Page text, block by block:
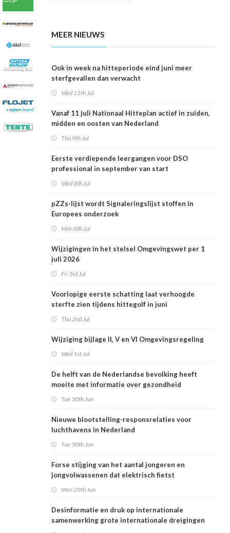
MEER NIEUWS
Ook in week na hitteperiode eind juni meer
sterfgevallen dan verwacht
Wed 15th Jul
Vanaf 11 juli Nationaal Hitteplan actief in zuiden,
midden en oosten van Nederland
Thu 9th Jul
Eerste verdiepende leergangen voor DSO
professional in september van start
Wed 8th Jul
pZZs-lijst wordt Signaleringslijst stoffen in
Europees onderzoek
Mon 6th Jul
Wijzigingen in het stelsel Omgevingswet per 1
juli 2026
Fri 3rd Jul
Voorlopige eerste schatting laat verhoogde
sterfte zien tijdens hittegolf in juni
Thu 2nd Jul
Wijziging bijlage II, V en VI Omgevingsregeling
Wed 1st Jul
De helft van de Nederlandse bevolking heeft
moeite met informatie over gezondheid
Tue 30th Jun
Nieuwe blootstelling-responsrelaties voor
luchthavens in Nederland
Tue 30th Jun
Forse stijging van het aantal jongeren en
jongvolwassenen dat elektrisch fietst
Mon 29th Jun
Desinformatie en druk op internationale
samenwerking grote internationale dreigingen